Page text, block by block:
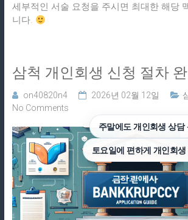
세부적인 서술 요청을 주시면 최대한 해당
니다.
삼척 개인회생 신청 절차
on40820n4 2026년 02월 12일
No Comments